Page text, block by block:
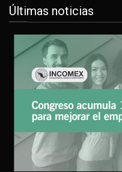
Últimas noticias